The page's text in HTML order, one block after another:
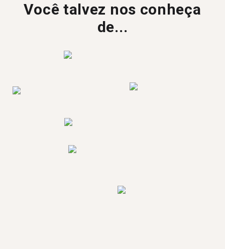
Você talvez nos conheça
de...